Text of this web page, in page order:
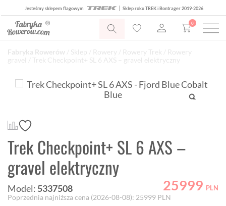
Jesteśmy sklepem flagowym Sklep roku TREK i Bontrager 2019-2026
0
Fabryka Rowerów Sklep Rowery Rowery Trek
Rowery
gravel
/ Trek Checkpoint+ SL 6 AXS – gravel elektryczny
Trek Checkpoint+ SL 6 AXS –
gravel elektryczny
Model: 5337508 25999 PLN
Poprzednia najniższa cena (2026-08-08): 25999 PLN